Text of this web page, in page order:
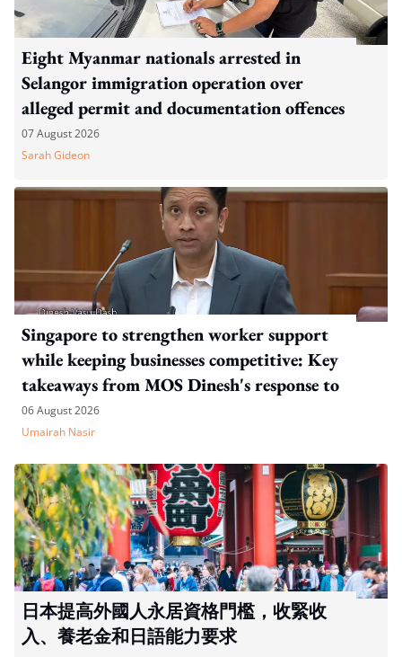
Eight Myanmar nationals arrested in
Selangor immigration operation over
alleged permit and documentation offences
07 August 2026
Sarah Gideon
Singapore to strengthen worker support
while keeping businesses competitive: Key
takeaways from MOS Dinesh's response to
WP's motion
06 August 2026
Umairah Nasir
日本提高外國人永居資格門檻，收緊收
入、養老金和日語能力要求